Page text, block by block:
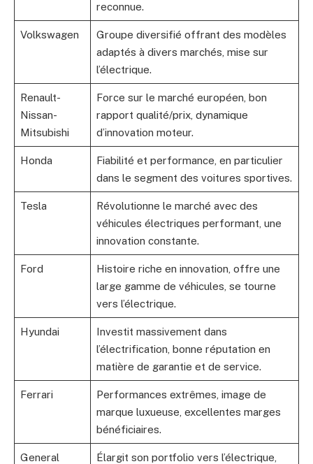
reconnue.
Volkswagen
Groupe diversifié offrant des modèles
adaptés à divers marchés, mise sur
l’électrique.
Renault-
Nissan-
Mitsubishi
Force sur le marché européen, bon
rapport qualité/prix, dynamique
d’innovation moteur.
Honda
Fiabilité et performance, en particulier
dans le segment des voitures sportives.
Tesla
Révolutionne le marché avec des
véhicules électriques performant, une
innovation constante.
Ford
Histoire riche en innovation, offre une
large gamme de véhicules, se tourne
vers l’électrique.
Hyundai
Investit massivement dans
l’électrification, bonne réputation en
matière de garantie et de service.
Ferrari
Performances extrêmes, image de
marque luxueuse, excellentes marges
bénéficiaires.
General
Élargit son portfolio vers l’électrique,